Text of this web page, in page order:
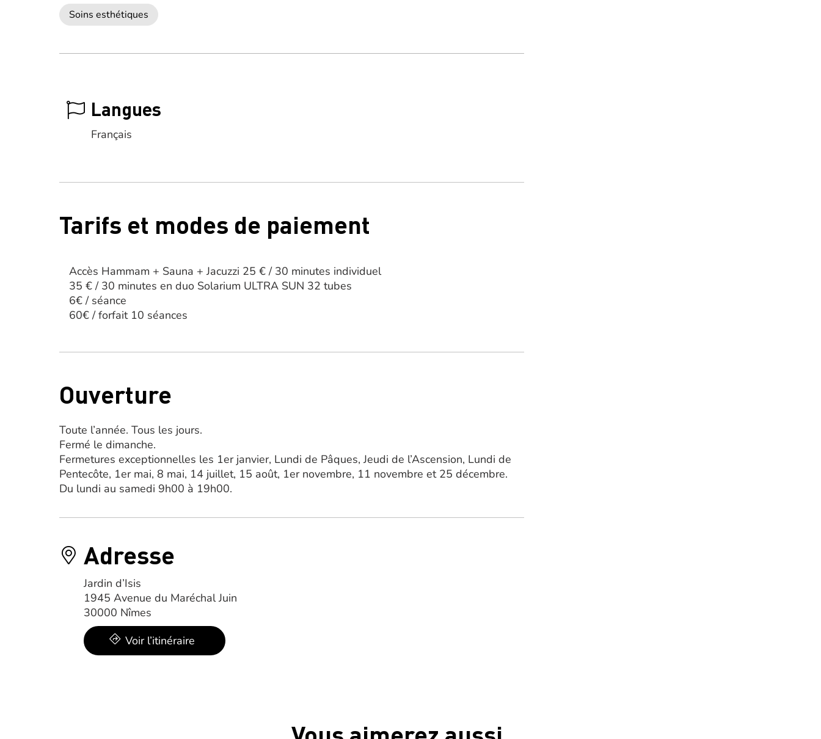
Soins esthétiques
Langues
Français
Tarifs et modes de paiement
Accès Hammam + Sauna + Jacuzzi 25 € / 30 minutes individuel
35 € / 30 minutes en duo Solarium ULTRA SUN 32 tubes
6€ / séance
60€ / forfait 10 séances
Ouverture
Toute l’année. Tous les jours.
Fermé le dimanche.
Fermetures exceptionnelles les 1er janvier, Lundi de Pâques, Jeudi de l’Ascension, Lundi de
Pentecôte, 1er mai, 8 mai, 14 juillet, 15 août, 1er novembre, 11 novembre et 25 décembre.
Du lundi au samedi 9h00 à 19h00.
Adresse
Jardin d’Isis
1945 Avenue du Maréchal Juin
30000 Nîmes
Voir l’itinéraire